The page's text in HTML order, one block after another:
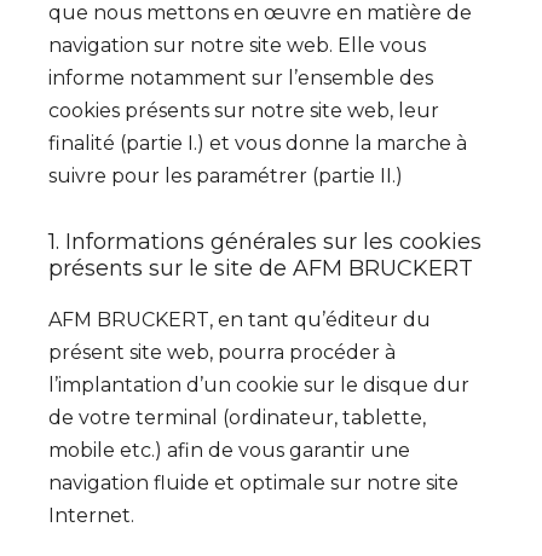
que nous mettons en œuvre en matière de
navigation sur notre site web. Elle vous
informe notamment sur l’ensemble des
cookies présents sur notre site web, leur
finalité (partie I.) et vous donne la marche à
suivre pour les paramétrer (partie II.)
1. Informations générales sur les cookies
présents sur le site de AFM BRUCKERT
AFM BRUCKERT, en tant qu’éditeur du
présent site web, pourra procéder à
l’implantation d’un cookie sur le disque dur
de votre terminal (ordinateur, tablette,
mobile etc.) afin de vous garantir une
navigation fluide et optimale sur notre site
Internet.